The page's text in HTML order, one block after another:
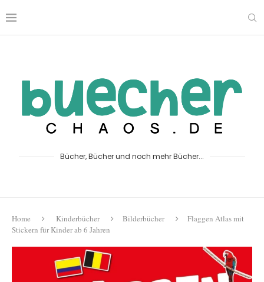
Bücher, Bücher und noch mehr Bücher...
Home Kinderbücher Bilderbücher
Flaggen Atlas mit
Stickern für Kinder ab 6 Jahren